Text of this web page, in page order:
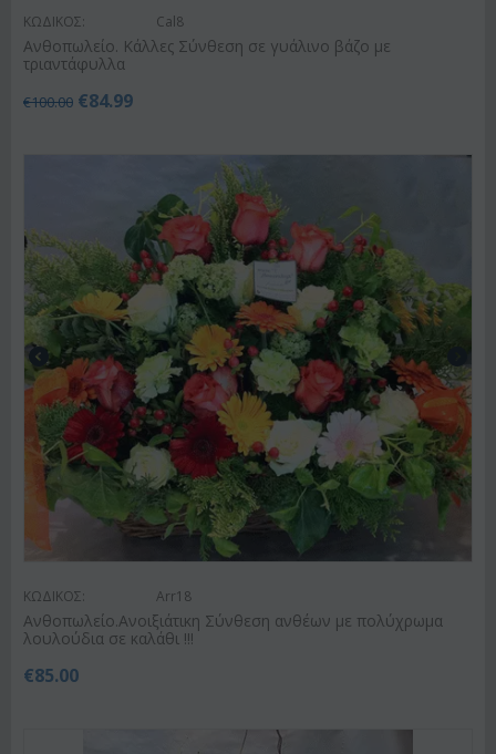
ΚΩΔΙΚΟΣ: Cal8
Ανθοπωλείο. Κάλλες Σύνθεση σε γυάλινο βάζο με
τριαντάφυλλα
€100.00 €84.99
ΚΩΔΙΚΟΣ: Arr18
Ανθοπωλείο.Ανοιξιάτικη Σύνθεση ανθέων με πολύχρωμα
λουλούδια σε καλάθι !!!
€85.00